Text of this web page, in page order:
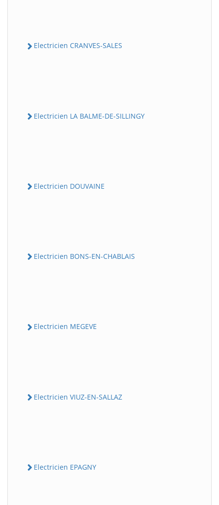
Electricien CRANVES-SALES
Electricien LA BALME-DE-SILLINGY
Electricien DOUVAINE
Electricien BONS-EN-CHABLAIS
Electricien MEGEVE
Electricien VIUZ-EN-SALLAZ
Electricien EPAGNY